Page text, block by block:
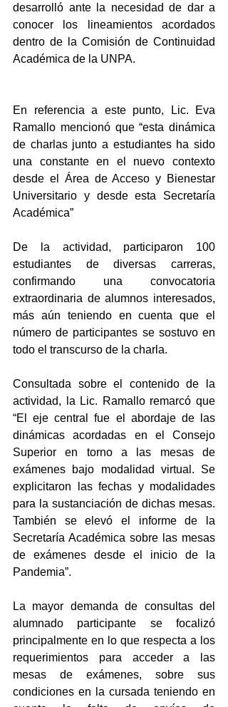
desarrolló ante la necesidad de dar a
conocer los lineamientos acordados
dentro de la Comisión de Continuidad
Académica de la UNPA.
En referencia a este punto, Lic. Eva
Ramallo mencionó que “esta dinámica
de charlas junto a estudiantes ha sido
una constante en el nuevo contexto
desde el Área de Acceso y Bienestar
Universitario y desde esta Secretaría
Académica”
De la actividad, participaron 100
estudiantes de diversas carreras,
confirmando una convocatoria
extraordinaria de alumnos interesados,
más aún teniendo en cuenta que el
número de participantes se sostuvo en
todo el transcurso de la charla.
Consultada sobre el contenido de la
actividad, la Lic. Ramallo remarcó que
“El eje central fue el abordaje de las
dinámicas acordadas en el Consejo
Superior en torno a las mesas de
exámenes bajo modalidad virtual. Se
explicitaron las fechas y modalidades
para la sustanciación de dichas mesas.
También se elevó el informe de la
Secretaría Académica sobre las mesas
de exámenes desde el inicio de la
Pandemia”.
La mayor demanda de consultas del
alumnado participante se focalizó
principalmente en lo que respecta a los
requerimientos para acceder a las
mesas de exámenes, sobre sus
condiciones en la cursada teniendo en